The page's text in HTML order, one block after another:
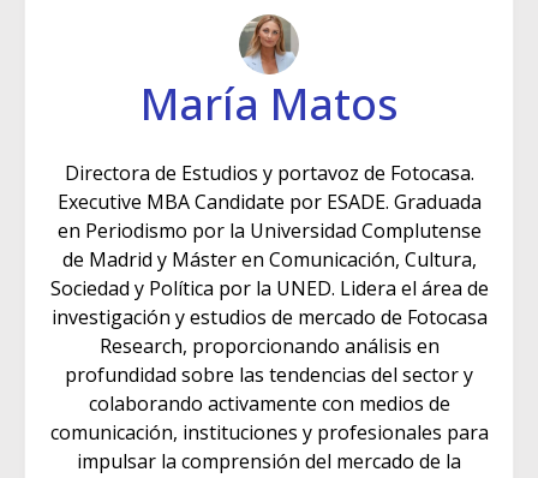
María Matos
Directora de Estudios y portavoz de Fotocasa.
Executive MBA Candidate por ESADE. Graduada
en Periodismo por la Universidad Complutense
de Madrid y Máster en Comunicación, Cultura,
Sociedad y Política por la UNED. Lidera el área de
investigación y estudios de mercado de Fotocasa
Research, proporcionando análisis en
profundidad sobre las tendencias del sector y
colaborando activamente con medios de
comunicación, instituciones y profesionales para
impulsar la comprensión del mercado de la